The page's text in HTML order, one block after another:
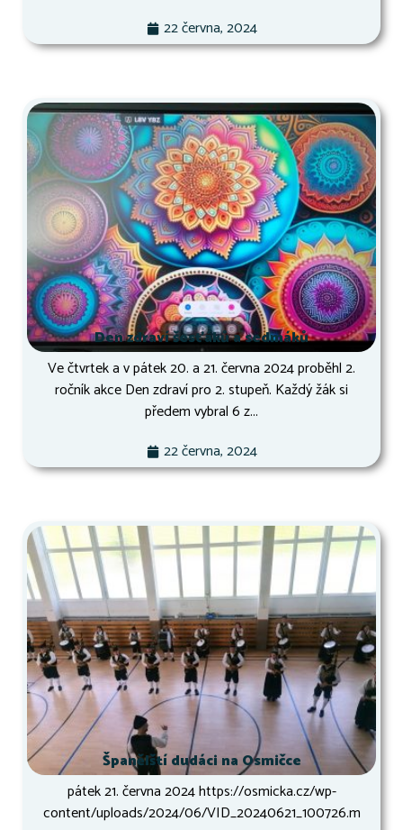
22 června, 2024
Den zdraví šesťáků a sedmáků
Ve čtvrtek a v pátek 20. a 21. června 2024 proběhl 2.
ročník akce Den zdraví pro 2. stupeň. Každý žák si
předem vybral 6 z...
22 června, 2024
Španělští dudáci na Osmičce
pátek 21. června 2024 https://osmicka.cz/wp-
content/uploads/2024/06/VID_20240621_100726.m